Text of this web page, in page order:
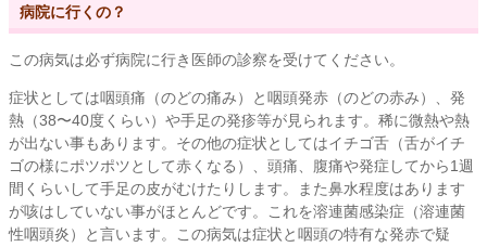
病院に行くの？
この病気は必ず病院に行き医師の診察を受けてください。
症状としては咽頭痛（のどの痛み）と咽頭発赤（のどの赤み）、発
熱（38〜40度くらい）や手足の発疹等が見られます。稀に微熱や熱
が出ない事もあります。その他の症状としてはイチゴ舌（舌がイチ
ゴの様にポツポツとして赤くなる）、頭痛、腹痛や発症してから1週
間くらいして手足の皮がむけたりします。また鼻水程度はあります
が咳はしていない事がほとんどです。これを溶連菌感染症（溶連菌
性咽頭炎）と言います。この病気は症状と咽頭の特有な発赤で疑